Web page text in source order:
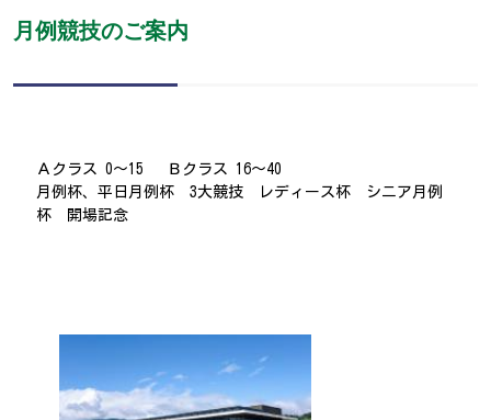
月例競技のご案内
Ａクラス 0～15 Ｂクラス 16～40
月例杯、平日月例杯 3大競技 レディース杯 シニア月例
杯 開場記念